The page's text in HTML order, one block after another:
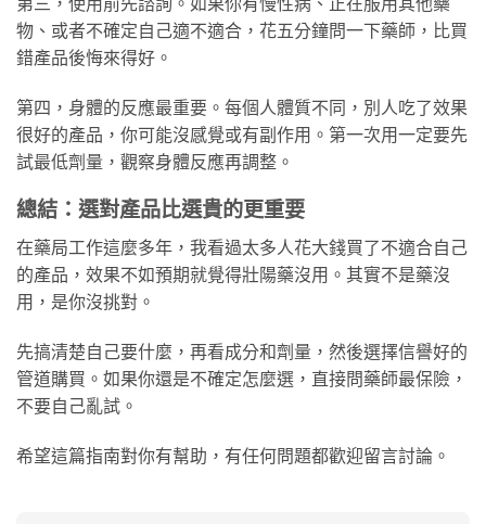
物、或者不確定自己適不適合，花五分鐘問一下藥師，比買
錯產品後悔來得好。
第四，身體的反應最重要。每個人體質不同，別人吃了效果
很好的產品，你可能沒感覺或有副作用。第一次用一定要先
試最低劑量，觀察身體反應再調整。
總結：選對產品比選貴的更重要
在藥局工作這麼多年，我看過太多人花大錢買了不適合自己
的產品，效果不如預期就覺得壯陽藥沒用。其實不是藥沒
用，是你沒挑對。
先搞清楚自己要什麼，再看成分和劑量，然後選擇信譽好的
管道購買。如果你還是不確定怎麼選，直接問藥師最保險，
不要自己亂試。
希望這篇指南對你有幫助，有任何問題都歡迎留言討論。